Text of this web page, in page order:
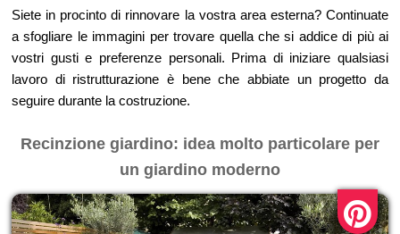
Siete in procinto di rinnovare la vostra area esterna? Continuate
a sfogliare le immagini per trovare quella che si addice di più ai
vostri gusti e preferenze personali. Prima di iniziare qualsiasi
lavoro di ristrutturazione è bene che abbiate un progetto da
seguire durante la costruzione.
Recinzione giardino: idea molto particolare per
un giardino moderno